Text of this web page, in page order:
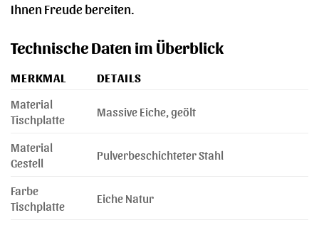
Ihnen Freude bereiten.
Technische Daten im Überblick
MERKMAL
DETAILS
Material
Tischplatte
Massive Eiche, geölt
Material
Gestell
Pulverbeschichteter Stahl
Farbe
Tischplatte
Eiche Natur